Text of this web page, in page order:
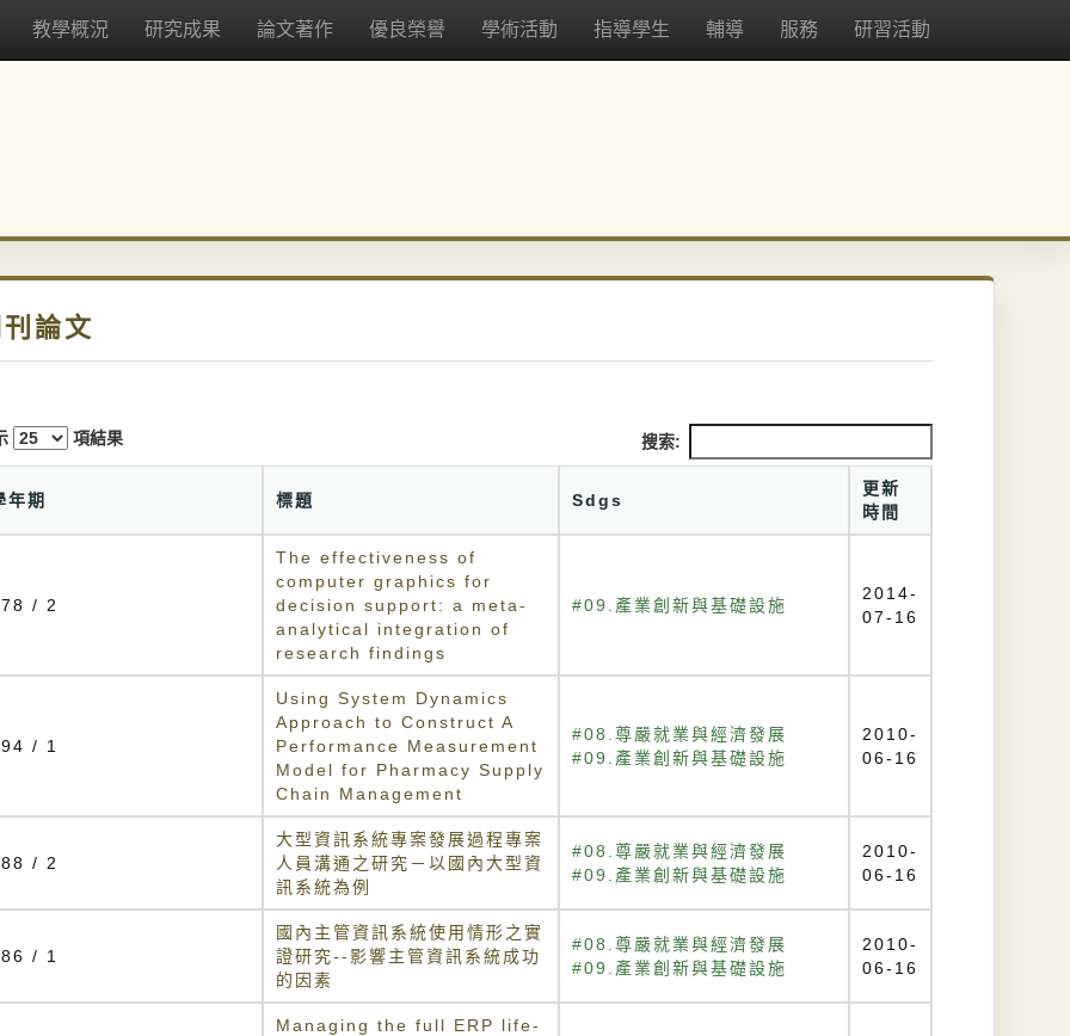
教學概況 研究成果 論文著作 優良榮譽 學術活動 指導學生 輔導 服務 研習活動
論文
項結果 搜索:
年期 標題 Sdgs
更新
時間
/ 2
The effectiveness of
computer graphics for
decision support: a meta-
analytical integration of
research findings
#09.產業創新與基礎設施
2014-
07-16
/ 1
Using System Dynamics
Approach to Construct A
Performance Measurement
Model for Pharmacy Supply
Chain Management
#08.尊嚴就業與經濟發展
#09.產業創新與基礎設施
2010-
06-16
/ 2
大型資訊系統專案發展過程專案
人員溝通之研究－以國內大型資
訊系統為例
#08.尊嚴就業與經濟發展
#09.產業創新與基礎設施
2010-
06-16
/ 1
國內主管資訊系統使用情形之實
證研究--影響主管資訊系統成功
的因素
#08.尊嚴就業與經濟發展
#09.產業創新與基礎設施
2010-
06-16
Managing the full ERP life-